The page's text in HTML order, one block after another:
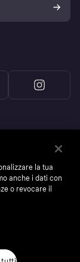
la tua
anche i dati con
o revocare il